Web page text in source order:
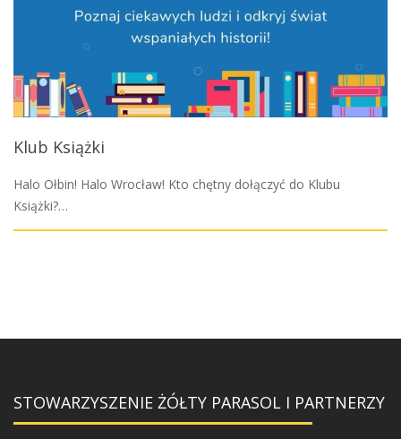
Klub Książki
Halo Ołbin! Halo Wrocław! Kto chętny dołączyć do Klubu
Książki?…
STOWARZYSZENIE ŻÓŁTY PARASOL I PARTNERZY